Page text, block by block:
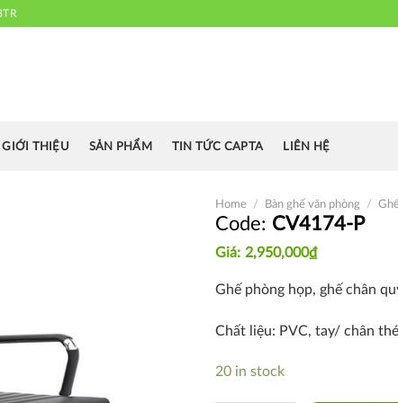
GIỚI THIỆU SẢN PHẨM TIN TỨC CAPTA LIÊN HỆ
Home / Bàn ghế văn phòng /
CV4174-P
2,950,000₫
Ghế phòng họp, ghế chân
Chất liệu: PVC, tay/ chân
20 in stock